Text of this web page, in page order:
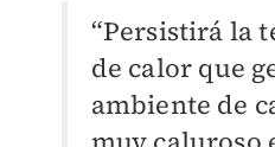
“Persistirá la
de calor que
ambiente de